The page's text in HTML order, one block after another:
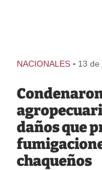
NACIONALES - 13 de
daños que
chaqueños